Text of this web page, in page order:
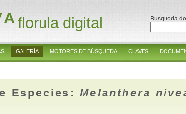
florula digital Busqueda
GALERÍA MOTORES DE BÚSQUEDA CLAVES
Especies:Melanthera